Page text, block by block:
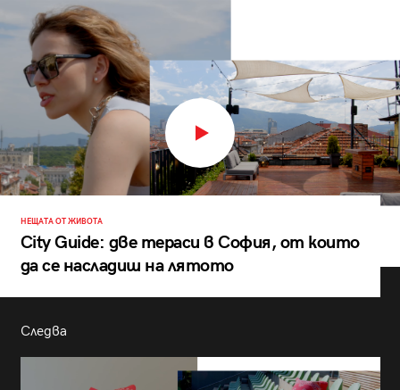
НЕЩАТА ОТ ЖИВОТА
City Guide: две тераси в София, от които
да се насладиш на лятото
Следва